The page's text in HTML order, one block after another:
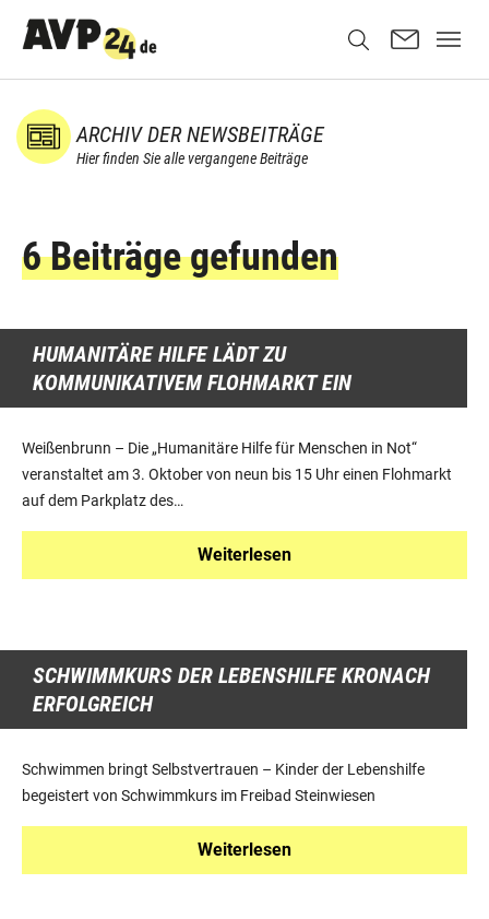
ARCHIV DER NEWSBEITRÄGE
Hier finden Sie alle vergangene Beiträge
6 Beiträge gefunden
HUMANITÄRE HILFE LÄDT ZU
KOMMUNIKATIVEM FLOHMARKT EIN
Weißenbrunn – Die „Humanitäre Hilfe für Menschen in Not“
veranstaltet am 3. Oktober von neun bis 15 Uhr einen Flohmarkt
auf dem Parkplatz des…
Weiterlesen
SCHWIMMKURS DER LEBENSHILFE KRONACH
ERFOLGREICH
Schwimmen bringt Selbstvertrauen – Kinder der Lebenshilfe
begeistert von Schwimmkurs im Freibad Steinwiesen
Weiterlesen